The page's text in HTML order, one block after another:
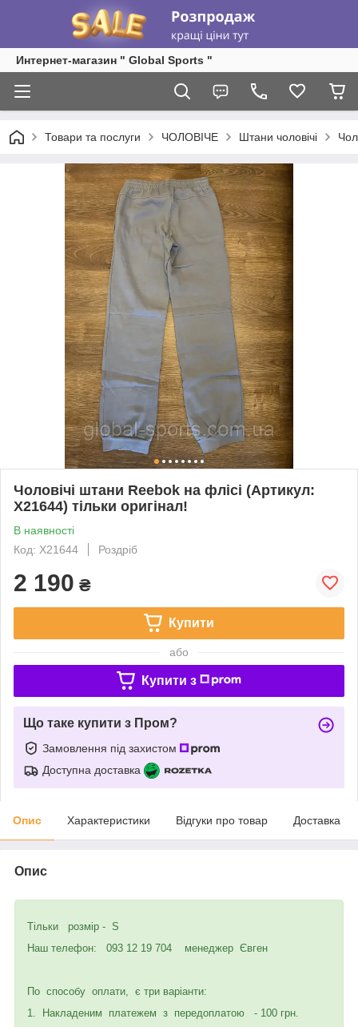
Интернет-магазин " Global Sports "
Товари та послуги ЧОЛОВІЧЕ Штани чоловічі
Чоловічі штани Reebok на флісі (Артикул:
X21644) тільки оригінал!
В наявності
Код: X21644
Роздріб
2 190 ₴
Купити
або
Купити з
Що таке купити з Пром?
Замовлення під захистом
Доступна доставка
Опис Характеристики Відгуки про товар Доставка
Опис
Тільки розмір - S
Наш телефон: 093 12 19 704 менеджер Євген
По способу оплати, є три варіанти:
1. Накладеним платежем з передоплатою - 100 грн.